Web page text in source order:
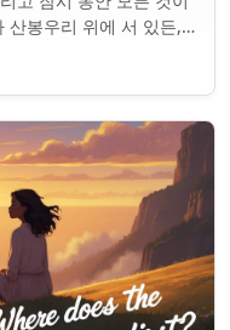
산봉우리 위에 서 있든,